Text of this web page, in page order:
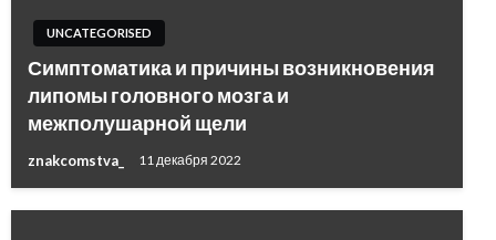
UNCATEGORISED
Симптоматика и причины возникновения
липомы головного мозга и
межполушарной щели
znakcomstva_ 11 декабря 2022